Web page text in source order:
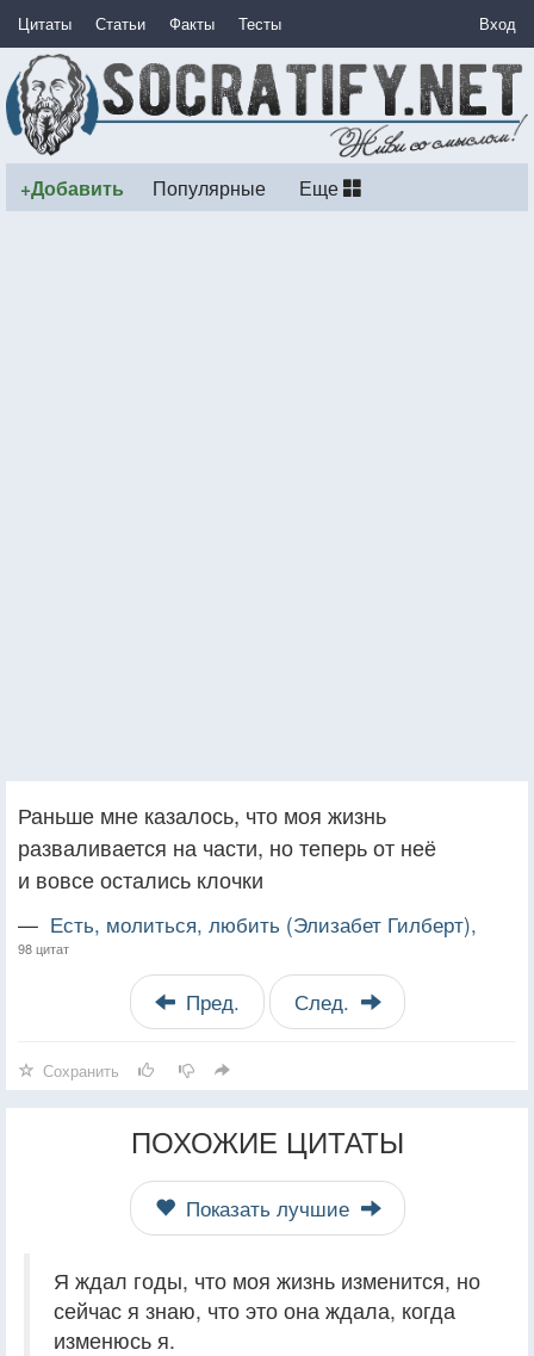
Цитаты Статьи Факты Тесты Вход
+Добавить Популярные Еще
Раньше мне казалось, что моя жизнь
разваливается на части, но теперь от неё
и вовсе остались клочки
— Есть, молиться, любить (Элизабет Гилберт),
98 цитат
Пред. След.
Сохранить
ПОХОЖИЕ ЦИТАТЫ
Показать лучшие
Я ждал годы, что моя жизнь изменится, но
сейчас я знаю, что это она ждала, когда
изменюсь я.